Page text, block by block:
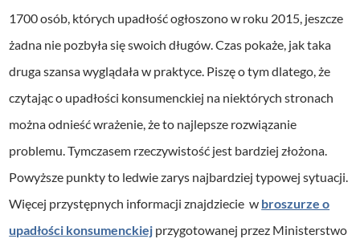
1700 osób, których upadłość ogłoszono w roku 2015, jeszcze
żadna nie pozbyła się swoich długów. Czas pokaże, jak taka
druga szansa wyglądała w praktyce. Piszę o tym dlatego, że
czytając o upadłości konsumenckiej na niektórych stronach
można odnieść wrażenie, że to najlepsze rozwiązanie
problemu. Tymczasem rzeczywistość jest bardziej złożona.
Powyższe punkty to ledwie zarys najbardziej typowej sytuacji.
Więcej przystępnych informacji znajdziecie w broszurze o
upadłości konsumenckiej przygotowanej przez Ministerstwo